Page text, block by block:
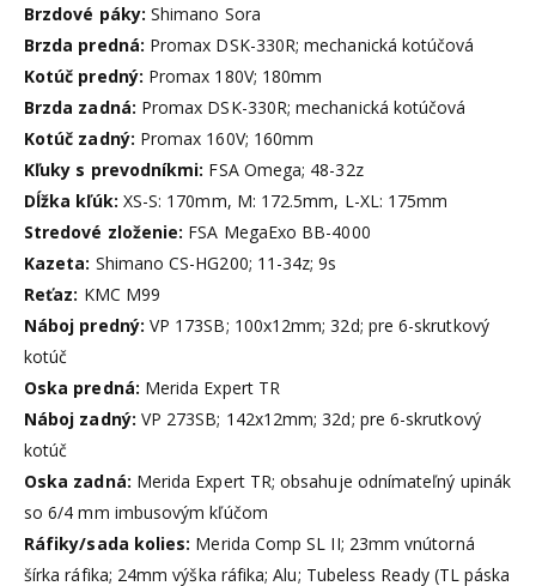
Brzdové páky: Shimano Sora
Brzda predná: Promax DSK-330R; mechanická kotúčová
Kotúč predný: Promax 180V; 180mm
Brzda zadná: Promax DSK-330R; mechanická kotúčová
Kotúč zadný: Promax 160V; 160mm
Kľuky s prevodníkmi: FSA Omega; 48-32z
Dĺžka kľúk: XS-S: 170mm, M: 172.5mm, L-XL: 175mm
Stredové zloženie: FSA MegaExo BB-4000
Kazeta: Shimano CS-HG200; 11-34z; 9s
Reťaz: KMC M99
Náboj predný: VP 173SB; 100x12mm; 32d; pre 6-skrutkový
kotúč
Oska predná: Merida Expert TR
Náboj zadný: VP 273SB; 142x12mm; 32d; pre 6-skrutkový
kotúč
Oska zadná: Merida Expert TR; obsahuje odnímateľný upinák
so 6/4 mm imbusovým kľúčom
Ráfiky/sada kolies: Merida Comp SL II; 23mm vnútorná
šírka ráfika; 24mm výška ráfika; Alu; Tubeless Ready (TL páska